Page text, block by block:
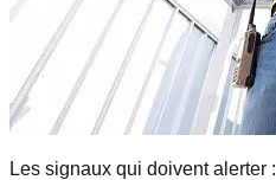
Les signaux qui doivent alerter :